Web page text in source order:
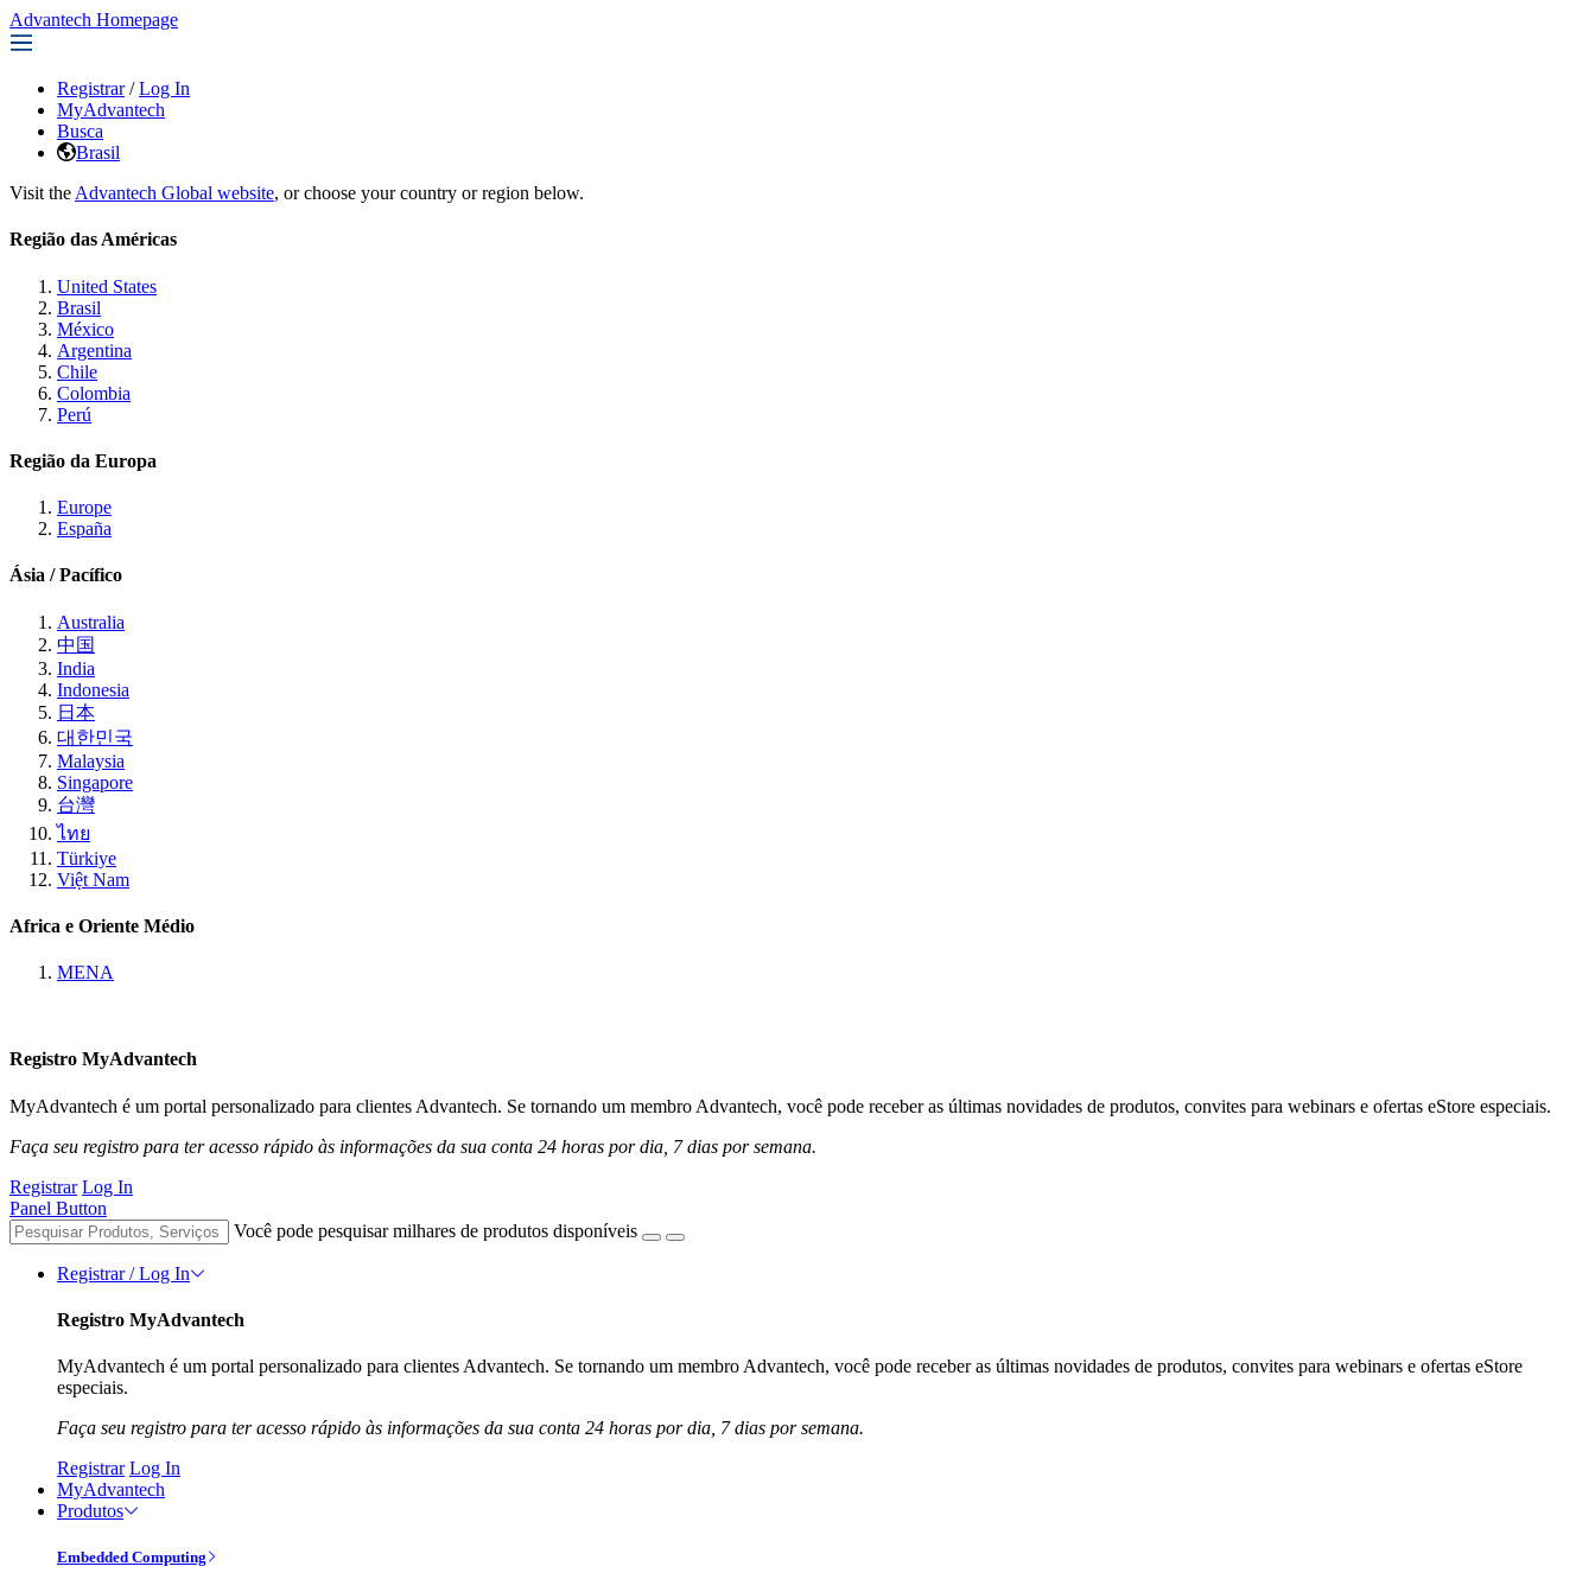
Advantech Homepage
Registrar / Log In
MyAdvantech
Busca
Brasil
Visit the Advantech Global website, or choose your country or region below.
Região das Américas
United States
Brasil
México
Argentina
Chile
Colombia
Perú
Região da Europa
Europe
España
Ásia / Pacífico
Australia
中国
India
Indonesia
日本
대한민국
Malaysia
Singapore
台灣
ไทย
Türkiye
Việt Nam
Africa e Oriente Médio
MENA
Registro MyAdvantech
MyAdvantech é um portal personalizado para clientes Advantech. Se tornando um membro Advantech, você pode receber as últimas novidades de produtos, convites para webinars e ofertas eStore especiais.
Faça seu registro para ter acesso rápido às informações da sua conta 24 horas por dia, 7 dias por semana.
Registrar Log In
Panel Button
Você pode pesquisar milhares de produtos disponíveis
Registrar / Log In
Registro MyAdvantech
MyAdvantech é um portal personalizado para clientes Advantech. Se tornando um membro Advantech, você pode receber as últimas novidades de produtos, convites para webinars e ofertas eStore
especiais.
Faça seu registro para ter acesso rápido às informações da sua conta 24 horas por dia, 7 dias por semana.
Registrar Log In
MyAdvantech
Produtos
Embedded Computing